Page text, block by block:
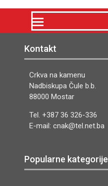
Kontakt
Crkva na kamenu
Nadbiskupa Čule b.b.
88000 Mostar
Tel. +387 36 326-336
E-mail: cnak@tel.net.ba
Popularne kategorije